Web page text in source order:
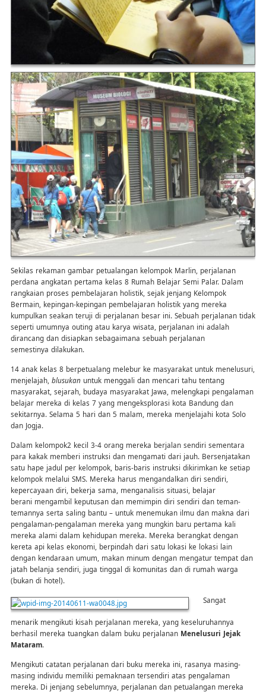
Sekilas rekaman gambar petualangan kelompok Marlin, perjalanan
perdana angkatan pertama kelas 8 Rumah Belajar Semi Palar. Dalam
rangkaian proses pembelajaran holistik, sejak jenjang Kelompok
Bermain, kepingan-kepingan pembelajaran holistik yang mereka
kumpulkan seakan teruji di perjalanan besar ini. Sebuah perjalanan tidak
seperti umumnya outing atau karya wisata, perjalanan ini adalah
dirancang dan disiapkan sebagaimana sebuah perjalanan
semestinya dilakukan.
14 anak kelas 8 berpetualang melebur ke masyarakat untuk menelusuri,
menjelajah, blusukan untuk menggali dan mencari tahu tentang
masyarakat, sejarah, budaya masyarakat Jawa, melengkapi pengalaman
belajar mereka di kelas 7 yang mengeksplorasi kota Bandung dan
sekitarnya. Selama 5 hari dan 5 malam, mereka menjelajahi kota Solo
dan Jogja.
Dalam kelompok2 kecil 3-4 orang mereka berjalan sendiri sementara
para kakak memberi instruksi dan mengamati dari jauh. Bersenjatakan
satu hape jadul per kelompok, baris-baris instruksi dikirimkan ke setiap
kelompok melalui SMS. Mereka harus mengandalkan diri sendiri,
kepercayaan diri, bekerja sama, menganalisis situasi, belajar
berani mengambil keputusan dan memimpin diri sendiri dan teman-
temannya serta saling bantu – untuk menemukan ilmu dan makna dari
pengalaman-pengalaman mereka yang mungkin baru pertama kali
mereka alami dalam kehidupan mereka. Mereka berangkat dengan
kereta api kelas ekonomi, berpindah dari satu lokasi ke lokasi lain
dengan kendaraan umum, makan minum dengan mengatur tempat dan
jatah belanja sendiri, juga tinggal di komunitas dan di rumah warga
(bukan di hotel).
Sangat
menarik mengikuti kisah perjalanan mereka, yang keseluruhannya
berhasil mereka tuangkan dalam buku perjalanan Menelusuri Jejak
Mataram.
Mengikuti catatan perjalanan dari buku mereka ini, rasanya masing-
masing individu memiliki pemaknaan tersendiri atas pengalaman
mereka. Di jenjang sebelumnya, perjalanan dan petualangan mereka